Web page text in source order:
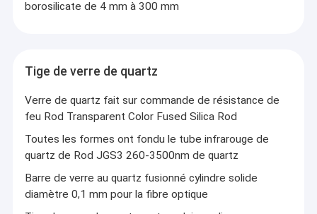
À la maison
Vidéos
borosilicate de 4 mm à 300 mm
Tige de verre de quartz
Verre de quartz fait sur commande de résistance de
feu Rod Transparent Color Fused Silica Rod
Toutes les formes ont fondu le tube infrarouge de
quartz de Rod JGS3 260-3500nm de quartz
Barre de verre au quartz fusionné cylindre solide
diamètre 0,1 mm pour la fibre optique
Yantai ZK Optics Co., Ltd., fondée en 1998, est une entreprise
la R & D, la production et les ventes.
Les ventes des produits ont été réparties dans le monde entier